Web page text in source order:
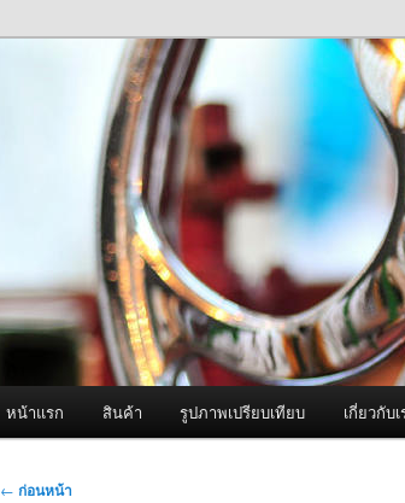
ผู้นำเข้าเครื่องพ่นหมอก
Fogger One และ อะไหล่
จำหน่ายเครื่องพ่นหมอกควัน คุณภาพดี บริการด้วยความ
หน้าแรก สินค้า รูปภาพเปรียบเทียบ เกี่ยวกับเ
เมนู
← ก่อนหน้า